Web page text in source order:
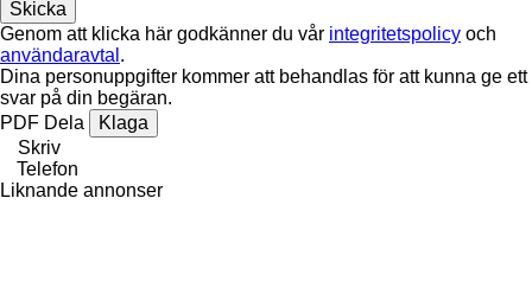
Genom att klicka här godkänner du vår integritetspolicy och
användaravtal .
Dina personuppgifter kommer att behandlas för att kunna ge ett
svar på din begäran.
PDF Dela
Klaga
Skriv
Telefon
Liknande annonser